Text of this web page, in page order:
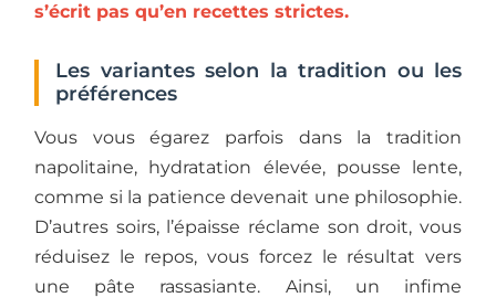
s’écrit pas qu’en recettes strictes.
Les variantes selon la tradition ou les
préférences
Vous vous égarez parfois dans la tradition
napolitaine, hydratation élevée, pousse lente,
comme si la patience devenait une philosophie.
D’autres soirs, l’épaisse réclame son droit, vous
réduisez le repos, vous forcez le résultat vers
une pâte rassasiante. Ainsi, un infime